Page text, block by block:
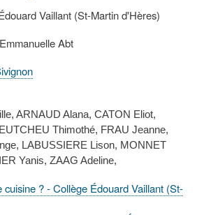
Vaillant (St-Martin d'Hères)
Emmanuelle Abt
ARNAUD Alana, CATON Eliot,
Thimothé, FRAU Jeanne,
LABUSSIERE Lison, MONNET
Yanis, ZAAG Adeline,
? - Collège Édouard Vaillant (St-